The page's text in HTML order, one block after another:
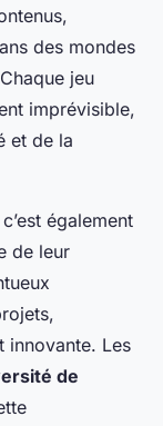
des mondes
jeu
imprévisible,
et de la
également
de leur
innovante. Les
de